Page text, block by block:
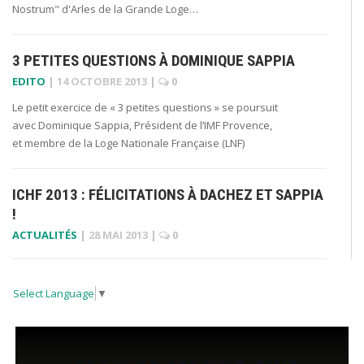
Nostrum" d'Arles de la Grande Loge…
3 PETITES QUESTIONS À DOMINIQUE SAPPIA
EDITO | 14 OCTOBRE 2013 |
0
Le petit exercice de « 3 petites questions » se poursuit
avec Dominique Sappia, Président de l’IMF Provence,
et membre de la Loge Nationale Française (LNF)
ICHF 2013 : FÉLICITATIONS À DACHEZ ET SAPPIA
!
ACTUALITÉS | 28 MAI 2013 | 0
Select Language ▼